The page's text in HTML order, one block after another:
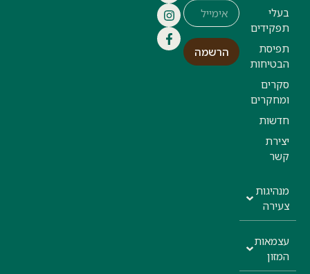
בעלי
תפקידים
תפיסת
הבטיחות
סקרים
ומחקרים
חדשות
יצירת
קשר
מנהיגות
צעירה
עצמאות
המזון
הרשמה